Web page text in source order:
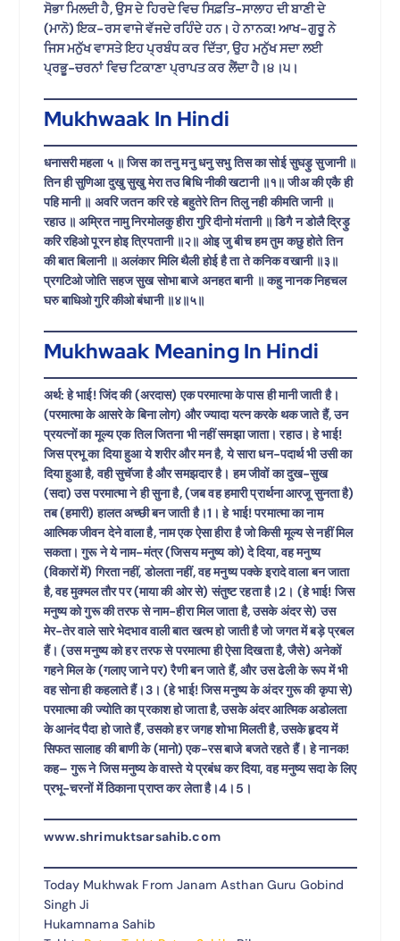
ਸੋਭਾ ਮਿਲਦੀ ਹੈ, ਉਸ ਦੇ ਹਿਰਦੇ ਵਿਚ ਸਿਫ਼ਤਿ-ਸਾਲਾਹ ਦੀ ਬਾਣੀ ਦੇ
(ਮਾਨੋ) ਇਕ-ਰਸ ਵਾਜੇ ਵੱਜਦੇ ਰਹਿੰਦੇ ਹਨ। ਹੇ ਨਾਨਕ! ਆਖ-ਗੁਰੂ ਨੇ
ਜਿਸ ਮਨੁੱਖ ਵਾਸਤੇ ਇਹ ਪ੍ਰਬੰਧ ਕਰ ਦਿੱਤਾ, ਉਹ ਮਨੁੱਖ ਸਦਾ ਲਈ
ਪ੍ਰਭੂ-ਚਰਨਾਂ ਵਿਚ ਟਿਕਾਣਾ ਪ੍ਰਾਪਤ ਕਰ ਲੈਂਦਾ ਹੈ।੪।੫।
Mukhwaak In Hindi
धनासरी महला ५ ॥ जिस का तनु मनु धनु सभु तिस का सोई सुघड़ु सुजानी ॥
तिन ही सुणिआ दुखु सुखु मेरा तउ बिधि नीकी खटानी ॥१॥ जीअ की एकै ही
पहि मानी ॥ अवरि जतन करि रहे बहुतेरे तिन तिलु नही कीमति जानी ॥
रहाउ ॥ अम्रित नामु निरमोलकु हीरा गुरि दीनो मंतानी ॥ डिगै न डोलै द्रिड़ु
करि रहिओ पूरन होइ त्रिपतानी ॥२॥ ओइ जु बीच हम तुम कछु होते तिन
की बात बिलानी ॥ अलंकार मिलि थैली होई है ता ते कनिक वखानी ॥३॥
प्रगटिओ जोति सहज सुख सोभा बाजे अनहत बानी ॥ कहु नानक निहचल
घरु बाधिओ गुरि कीओ बंधानी ॥४॥५॥
Mukhwaak Meaning In Hindi
अर्थ: हे भाई! जिंद की (अरदास) एक परमात्मा के पास ही मानी जाती है।
(परमात्मा के आसरे के बिना लोग) और ज्यादा यत्न करके थक जाते हैं, उन
प्रयत्नों का मूल्य एक तिल जितना भी नहीं समझा जाता। रहाउ। हे भाई!
जिस प्रभू का दिया हुआ ये शरीर और मन है, ये सारा धन-पदार्थ भी उसी का
दिया हुआ है, वही सुचॅजा है और समझदार है। हम जीवों का दुख-सुख
(सदा) उस परमात्मा ने ही सुना है, (जब वह हमारी प्रार्थना आरजू सुनता है)
तब (हमारी) हालत अच्छी बन जाती है।1। हे भाई! परमात्मा का नाम
आत्मिक जीवन देने वाला है, नाम एक ऐसा हीरा है जो किसी मूल्य से नहीं मिल
सकता। गुरू ने ये नाम-मंत्र (जिसय मनुष्य को) दे दिया, वह मनुष्य
(विकारों में) गिरता नहीं, डोलता नहीं, वह मनुष्य पक्के इरादे वाला बन जाता
है, वह मुक्मल तौर पर (माया की ओर से) संतुष्ट रहता है।2। (हे भाई! जिस
मनुष्य को गुरू की तरफ से नाम-हीरा मिल जाता है, उसके अंदर से) उस
मेर-तेर वाले सारे भेदभाव वाली बात खत्म हो जाती है जो जगत में बड़े प्रबल
हैं। (उस मनुष्य को हर तरफ से परमात्मा ही ऐसा दिखता है, जैसे) अनेकों
गहने मिल के (गलाए जाने पर) रैणी बन जाते हैं, और उस ढेली के रूप में भी
वह सोना ही कहलाते हैं।3। (हे भाई! जिस मनुष्य के अंदर गुरू की कृपा से)
परमात्मा की ज्योति का प्रकाश हो जाता है, उसके अंदर आत्मिक अडोलता
के आनंद पैदा हो जाते हैं, उसको हर जगह शोभा मिलती है, उसके हृदय में
सिफत सालाह की बाणी के (मानो) एक-रस बाजे बजते रहते हैं। हे नानक!
कह– गुरू ने जिस मनुष्य के वास्ते ये प्रबंध कर दिया, वह मनुष्य सदा के लिए
प्रभू-चरनों में ठिकाना प्राप्त कर लेता है।4।5।
www.shrimuktsarsahib.com
Today Mukhwak From Janam Asthan Guru Gobind
Singh Ji
Hukamnama Sahib